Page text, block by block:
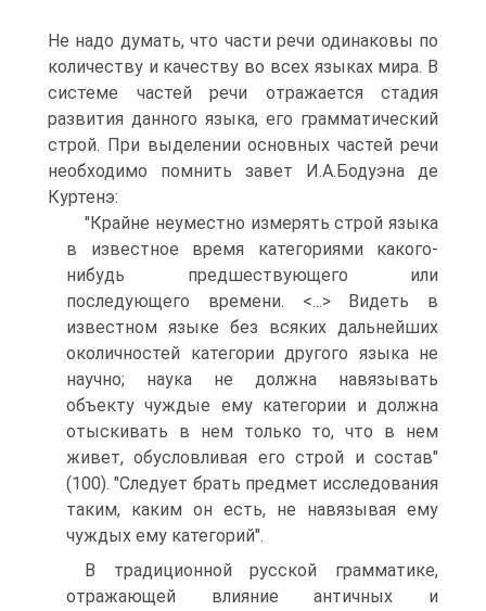
Не надо думать, что части речи одинаковы по
количеству и качеству во всех языках мира. В
системе частей речи отражается стадия
развития данного языка, его грамматический
строй. При выделении основных частей речи
необходимо помнить завет И.А.Бодуэна де
Куртенэ:
"Крайне неуместно измерять строй языка
в известное время категориями какого-
нибудь предшествующего или
последующего времени. <...> Видеть в
известном языке без всяких дальнейших
околичностей категории другого языка не
научно; наука не должна навязывать
объекту чуждые ему категории и должна
отыскивать в нем только то, что в нем
живет, обусловливая его строй и состав"
(100). "Следует брать предмет исследования
таким, каким он есть, не навязывая ему
чуждых ему категорий".
В традиционной русской грамматике,
отражающей влияние античных и